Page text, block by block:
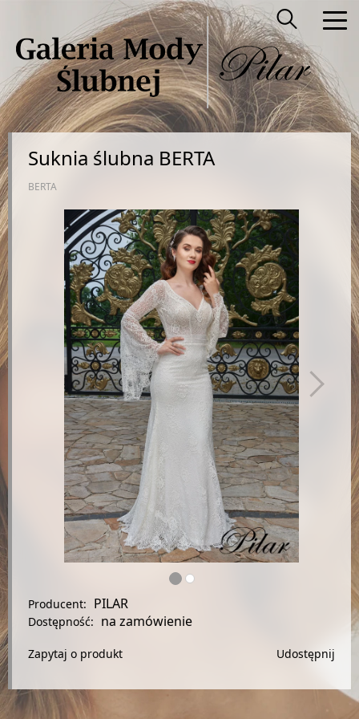
Suknia ślubna BERTA
BERTA
Producent: PILAR
Dostępność: na zamówienie
Zapytaj o produkt Udostępnij